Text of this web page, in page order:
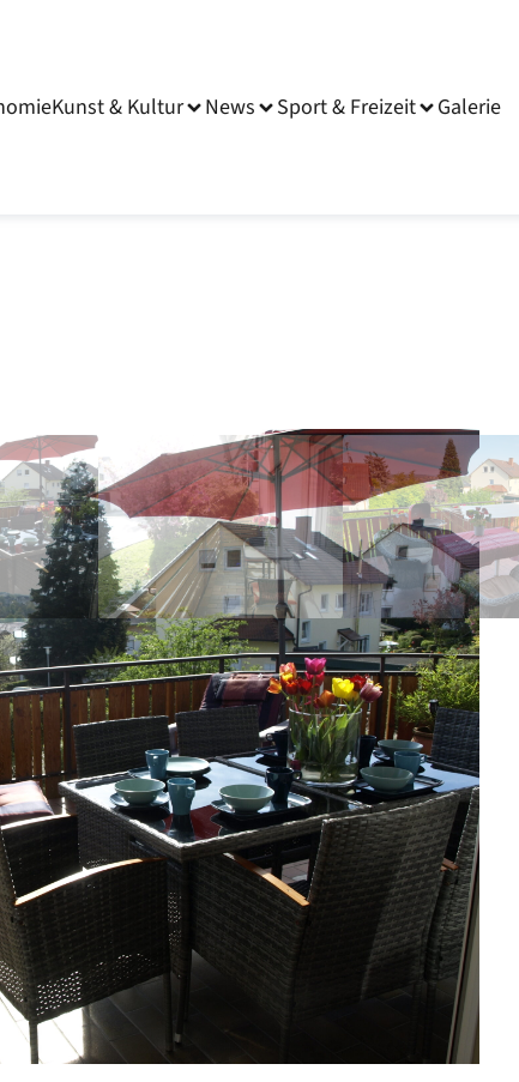
Kunst & Kultur News Sport & Freizeit Galerie